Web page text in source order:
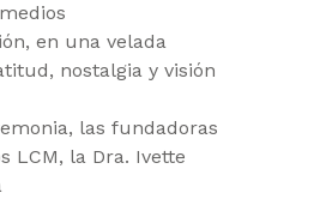
en una velada
nostalgia y visión
las fundadoras
LCM, la Dra. Ivette